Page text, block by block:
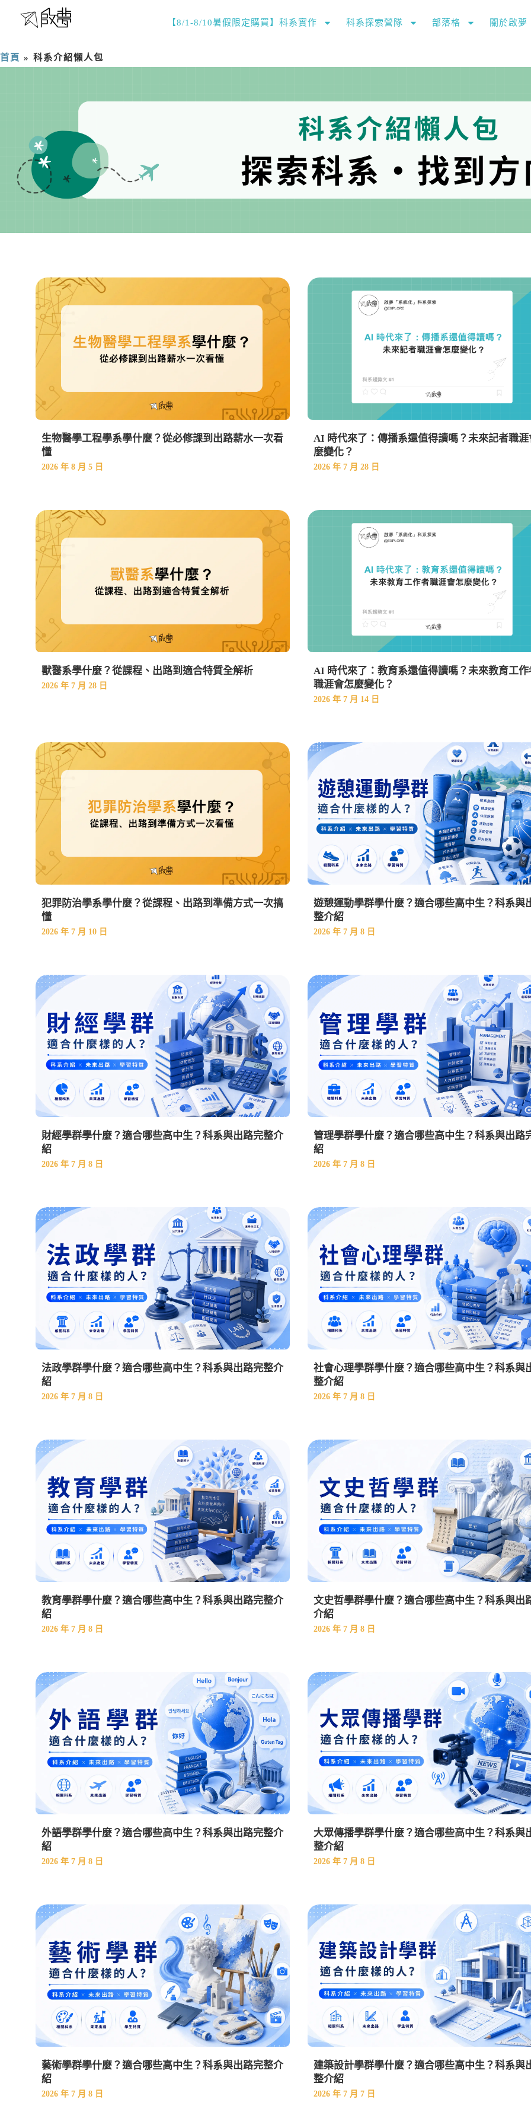
【8/1-8/10暑假限定購買】科系實作 科系探索營隊 部落格 關於啟夢
首頁 » 科系介紹懶人包
生物醫學工程學系學什麼？從必修課到出路薪水一次看
懂
2026 年 8 月 5 日
AI 時代來了：傳播系還值得讀嗎？未來記者職涯
麼變化？
2026 年 7 月 28 日
獸醫系學什麼？從課程、出路到適合特質全解析
2026 年 7 月 28 日
AI 時代來了：教育系還值得讀嗎？未來教育工作
職涯會怎麼變化？
2026 年 7 月 14 日
犯罪防治學系學什麼？從課程、出路到準備方式一次搞
懂
2026 年 7 月 10 日
遊憩運動學群學什麼？適合哪些高中生？科系與
整介紹
2026 年 7 月 8 日
財經學群學什麼？適合哪些高中生？科系與出路完整介
紹
2026 年 7 月 8 日
管理學群學什麼？適合哪些高中生？科系與出路
紹
2026 年 7 月 8 日
法政學群學什麼？適合哪些高中生？科系與出路完整介
紹
2026 年 7 月 8 日
社會心理學群學什麼？適合哪些高中生？科系與
整介紹
2026 年 7 月 8 日
教育學群學什麼？適合哪些高中生？科系與出路完整介
紹
2026 年 7 月 8 日
文史哲學群學什麼？適合哪些高中生？科系與出
介紹
2026 年 7 月 8 日
外語學群學什麼？適合哪些高中生？科系與出路完整介
紹
2026 年 7 月 8 日
大眾傳播學群學什麼？適合哪些高中生？科系與
整介紹
2026 年 7 月 8 日
藝術學群學什麼？適合哪些高中生？科系與出路完整介
紹
2026 年 7 月 8 日
建築設計學群學什麼？適合哪些高中生？科系與
整介紹
2026 年 7 月 7 日